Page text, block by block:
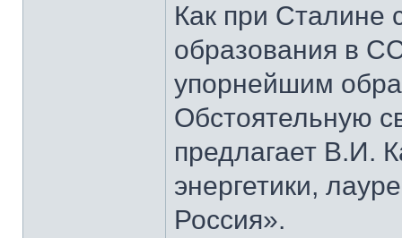
Как при Сталине
образования в
упорнейшим
Обстоятельную
предлагает В.И.
энергетики,
Россия».